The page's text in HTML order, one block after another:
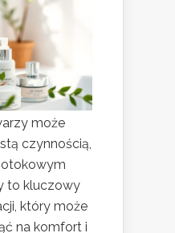
może
czynnością,
to kluczowy
który może
na komfort i